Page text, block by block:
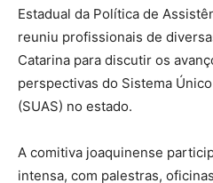
Estadual da Política de
reuniu profissionais de
Catarina para discutir os
perspectivas do Sistema
(SUAS) no estado.
A comitiva joaquinense
intensa, com palestras,